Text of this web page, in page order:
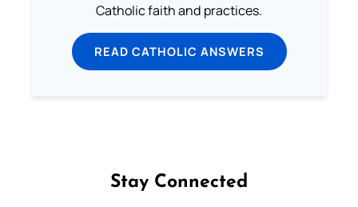
Catholic faith and practices.
READ CATHOLIC ANSWERS
Stay Connected